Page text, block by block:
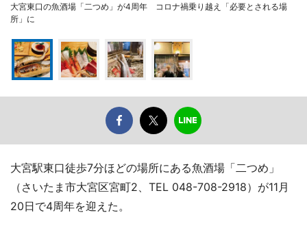
大宮東口の魚酒場「二つめ」が4周年 コロナ禍乗り越え「必要とされる場
所」に
大宮駅東口徒歩7分ほどの場所にある魚酒場「二つめ」
（さいたま市大宮区宮町2、TEL 048-708-2918）が11月
20日で4周年を迎えた。